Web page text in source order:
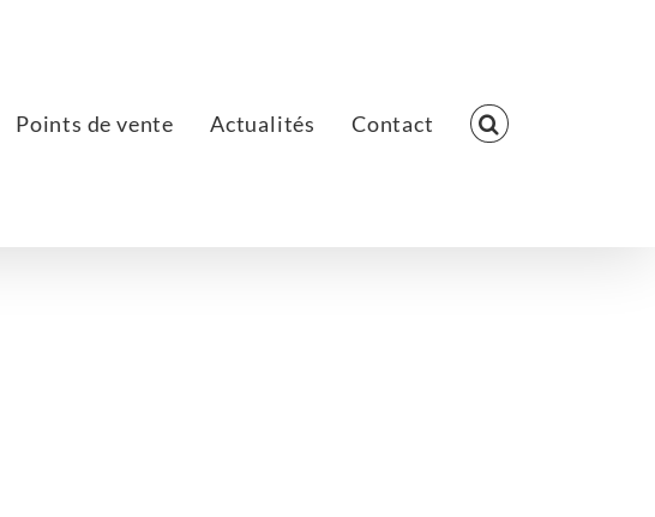
Points de vente Actualités Contact